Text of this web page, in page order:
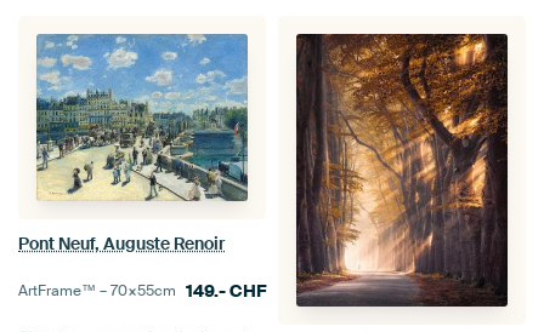
Pont Neuf, Auguste Renoir
ArtFrame™ –70×55cm 149.-CHF